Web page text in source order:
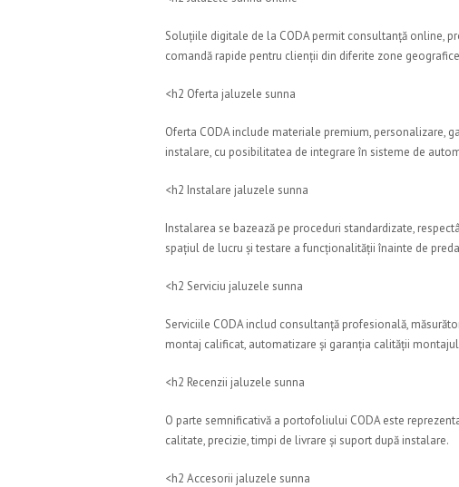
Soluțiile digitale de la CODA permit consultanță online,
comandă rapide pentru clienții din diferite zone
<h2 Oferta jaluzele sunna
Oferta CODA include materiale premium, personalizare,
instalare, cu posibilitatea de integrare în sisteme de
<h2 Instalare jaluzele sunna
Instalarea se bazează pe proceduri standardizate,
spațiul de lucru și testare a funcționalității înainte de
<h2 Serviciu jaluzele sunna
Serviciile CODA includ consultanță profesională,
montaj calificat, automatizare și garanția calității
<h2 Recenzii jaluzele sunna
O parte semnificativă a portofoliului CODA este
calitate, precizie, timpi de livrare și suport după instalare.
<h2 Accesorii jaluzele sunna